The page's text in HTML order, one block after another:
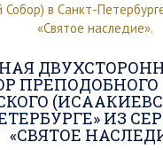
Собор) в Санкт-
«Святое наследие».
ИЗ
«СВЯТОЕ